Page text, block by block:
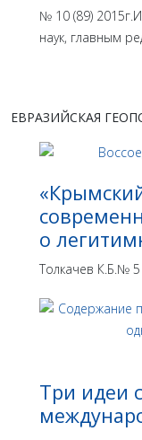
№ 10 (89)
наук, главным
ЕВРАЗИЙСКАЯ
о
Толкачев К.Б.№ 5
Три идеи